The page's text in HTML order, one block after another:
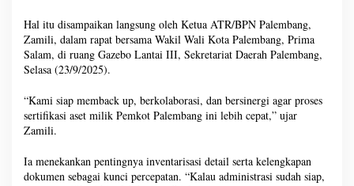
Hal itu disampaikan langsung oleh Ketua ATR/BPN Palembang,
Zamili, dalam rapat bersama Wakil Wali Kota Palembang, Prima
Salam, di ruang Gazebo Lantai III, Sekretariat Daerah Palembang,
Selasa (23/9/2025).
“Kami siap memback up, berkolaborasi, dan bersinergi agar proses
sertifikasi aset milik Pemkot Palembang ini lebih cepat,” ujar
Zamili.
Ia menekankan pentingnya inventarisasi detail serta kelengkapan
dokumen sebagai kunci percepatan. “Kalau administrasi sudah siap,